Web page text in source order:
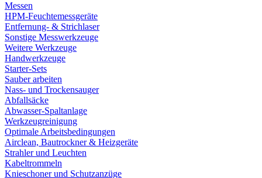
Messen
HPM-Feuchtemessgeräte
Entfernung- & Strichlaser
Sonstige Messwerkzeuge
Weitere Werkzeuge
Handwerkzeuge
Starter-Sets
Sauber arbeiten
Nass- und Trockensauger
Abfallsäcke
Abwasser-Spaltanlage
Werkzeugreinigung
Optimale Arbeitsbedingungen
Airclean, Bautrockner & Heizgeräte
Strahler und Leuchten
Kabeltrommeln
Knieschoner und Schutzanzüge